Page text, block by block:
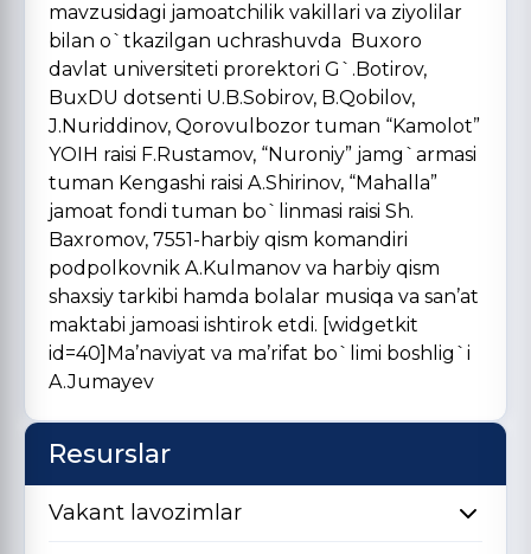
mavzusidagi jamoatchilik vakillari va ziyolilar
bilan o`tkazilgan uchrashuvda Buxoro
davlat universiteti prorektori G`.Botirov,
BuxDU dotsenti U.B.Sobirov, B.Qobilov,
J.Nuriddinov, Qorovulbozor tuman “Kamolot”
YOIH raisi F.Rustamov, “Nuroniy” jamg`armasi
tuman Kengashi raisi A.Shirinov, “Mahalla”
jamoat fondi tuman bo`linmasi raisi Sh.
Baxromov, 7551-harbiy qism komandiri
podpolkovnik A.Kulmanov va harbiy qism
shaxsiy tarkibi hamda bolalar musiqa va san’at
maktabi jamoasi ishtirok etdi. [widgetkit
id=40]Ma’naviyat va ma’rifat bo`limi boshlig`i
A.Jumayev
Resurslar
Vakant lavozimlar